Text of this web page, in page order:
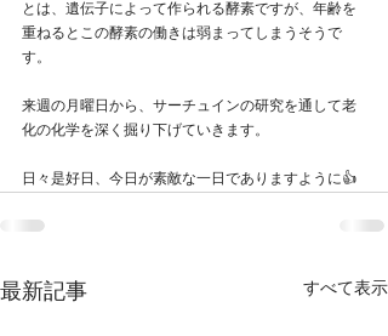
とは、遺伝子によって作られる酵素ですが、年齢を
重ねるとこの酵素の働きは弱まってしまうそうで
す。
来週の月曜日から、サーチュインの研究を通して老
化の化学を深く掘り下げていきます。
日々是好日、今日が素敵な一日でありますように👍
最新記事 すべて表示